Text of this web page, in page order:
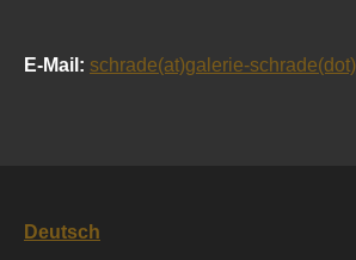
E-Mail: schrade(at)galerie-
Deutsch